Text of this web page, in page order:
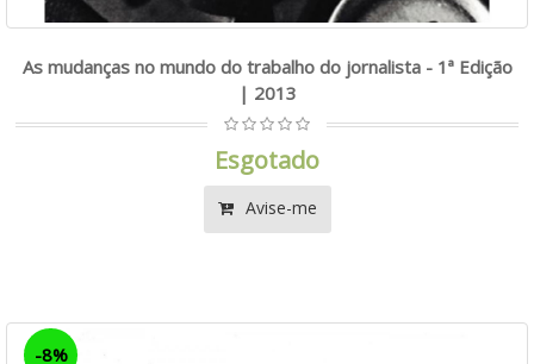
As mudanças no mundo do trabalho do jornalista - 1ª Edição
| 2013
Esgotado
Avise-me
-8%